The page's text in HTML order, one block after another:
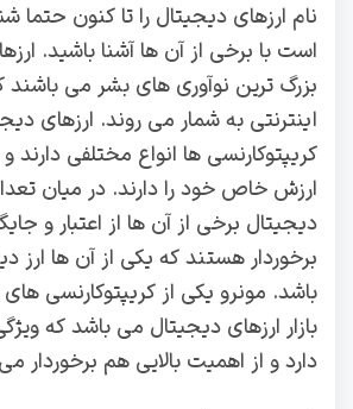
نام ارزهای دیجیتال را تا کنون حتما
است با برخی از آن ها آشنا باشید.
بزرگ ترین نوآوری های بشر می باشند
اینترنتی به شمار می روند. ارزهای
کریپتوکارنسی ها انواع مختلفی
ارزش خاص خود را دارند. در میان
دیجیتال برخی از آن ها از اعتبار و
برخوردار هستند که یکی از آن ها ارز
باشد. مونرو یکی از کریپتوکارنسی
بازار ارزهای دیجیتال می باشد که
دارد و از اهمیت بالایی هم برخوردار